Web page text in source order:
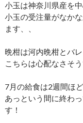
小玉は神奈川県産を
小玉の受注量がなか
ます、、
晩柑は河内晩柑とバ
こちらは心配なさそう
7月の給食は2週間ほど
あっという間に終わ
す！